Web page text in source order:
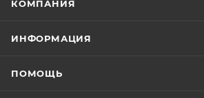
КОМПАНИЯ
ИНФОРМАЦИЯ
ПОМОЩЬ